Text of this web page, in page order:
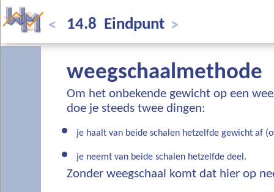
< 14.8 Eindpunt >
weegschaalmethode
Om het onbekende gewicht op een
doe je steeds twee dingen:
je haalt van beide schalen hetzelfde gewicht af
je neemt van beide schalen hetzelfde deel.
Zonder weegschaal komt dat hier op